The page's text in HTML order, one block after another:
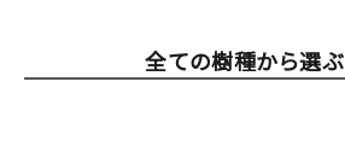
全ての樹種から選ぶ